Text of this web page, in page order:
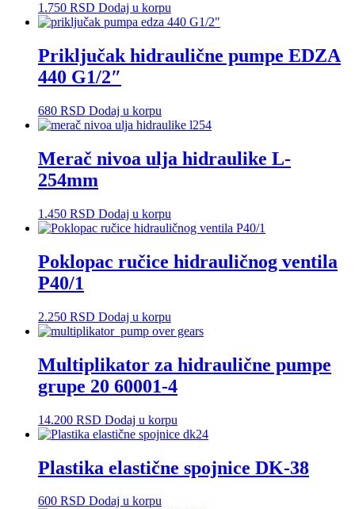
1.750 RSD Dodaj u korpu
Priključak hidraulične pumpe EDZA
440 G1/2″
680 RSD Dodaj u korpu
Merač nivoa ulja hidraulike L-
254mm
1.450 RSD Dodaj u korpu
Poklopac ručice hidrauličnog ventila
P40/1
2.250 RSD Dodaj u korpu
Multiplikator za hidraulične pumpe
grupe 20 60001-4
14.200 RSD Dodaj u korpu
Plastika elastične spojnice DK-38
600 RSD Dodaj u korpu